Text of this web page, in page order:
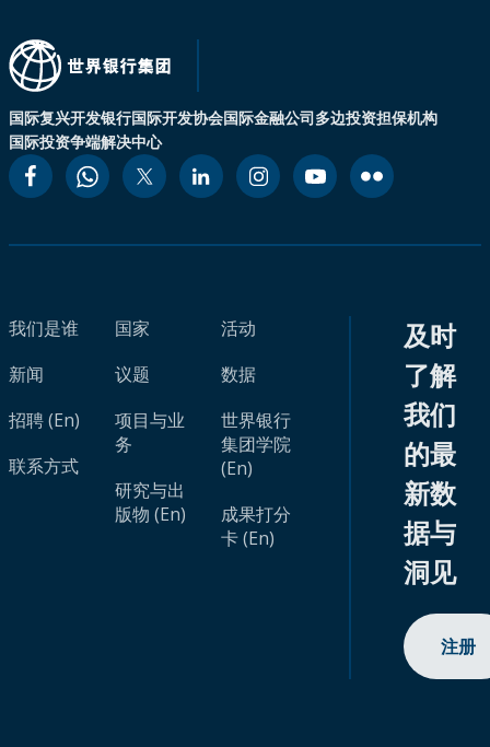
国际复兴开发银行国际开发协会国际金融公司多边投资担保机构
国际投资争端解决中心
我们是谁
新闻
招聘 (En)
联系方式
国家
议题
项目与业
务
研究与出
版物 (En)
活动
数据
世界银行
集团学院
(En)
成果打分
卡 (En)
及时
了解
我们
的最
新数
据与
洞见
注册